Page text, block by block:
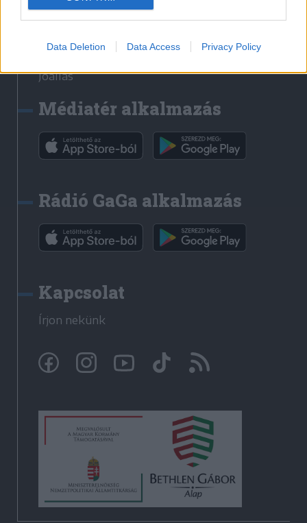
Data Deletion Data Access Privacy Policy
Főtér
Jóállás
Médiatér alkalmazás
Rádió GaGa alkalmazás
Kapcsolat
Írjon nekünk